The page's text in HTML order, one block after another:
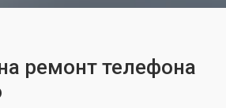
ремонт телефона